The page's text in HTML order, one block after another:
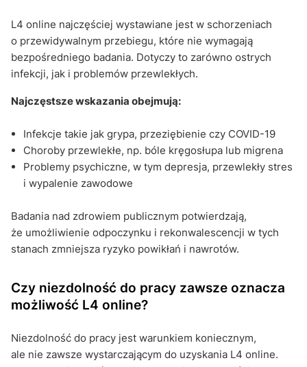
L4 online najczęściej wystawiane jest w schorzeniach
o przewidywalnym przebiegu, które nie wymagają
bezpośredniego badania. Dotyczy to zarówno ostrych
infekcji, jak i problemów przewlekłych.
Najczęstsze wskazania obejmują:
Infekcje takie jak grypa, przeziębienie czy COVID-19
Choroby przewlekłe, np. bóle kręgosłupa lub migrena
Problemy psychiczne, w tym depresja, przewlekły stres
i wypalenie zawodowe
Badania nad zdrowiem publicznym potwierdzają,
że umożliwienie odpoczynku i rekonwalescencji w tych
stanach zmniejsza ryzyko powikłań i nawrotów.
Czy niezdolność do pracy zawsze oznacza
możliwość L4 online?
Niezdolność do pracy jest warunkiem koniecznym,
ale nie zawsze wystarczającym do uzyskania L4 online.